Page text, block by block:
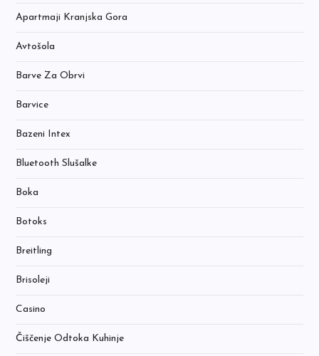
Apartmaji Kranjska Gora
Avtošola
Barve Za Obrvi
Barvice
Bazeni Intex
Bluetooth Slušalke
Boka
Botoks
Breitling
Brisoleji
Casino
Čiščenje Odtoka Kuhinje